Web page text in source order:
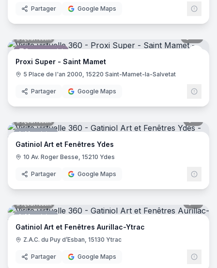
Partager Google Maps
Supermarché
Ajout récent
Proxi
Proxi Super - Saint Mamet
5 Place de l'an 2000, 15220 Saint-Mamet-la-Salvetat
Partager Google Maps
Menuisier
Ajout récent
Gatiniol Art et Fenêtres Ydes
10 Av. Roger Besse, 15210 Ydes
Partager Google Maps
Menuisier
Ajout récent
Gatiniol Art et Fenêtres Aurillac-Ytrac
Z.A.C. du Puy d’Esban, 15130 Ytrac
Partager Google Maps